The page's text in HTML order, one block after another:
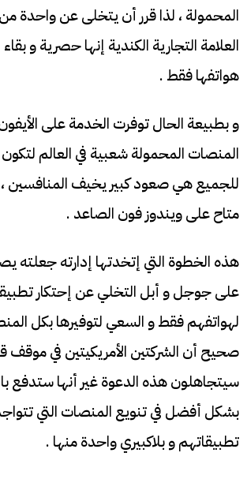
المحمولة ، لذا قرر أن يتخلى عن واحدة
هواتفها فقط .
و بطبيعة الحال توفرت الخدمة على الأيفون
المنصات المحمولة شعبية في العالم
للجميع هي صعود كبير يخيف المنافسين ،
متاح على ويندوز فون الصاعد .
هذه الخطوة التي إتخدتها إدارته جعلته
على جوجل و أبل التخلي عن إحتكار
لهواتفهم فقط و السعي لتوفيرها بكل
صحيح أن الشركتين الأمريكيتين في موقف
سيتجاهلون هذه الدعوة غير أنها ستدفع
بشكل أفضل في تنويع المنصات التي
تطبيقاتهم و بلاكبيري واحدة منها .